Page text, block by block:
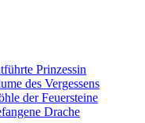
Prinzessin
des Vergessens
der Feuersteine
Drache